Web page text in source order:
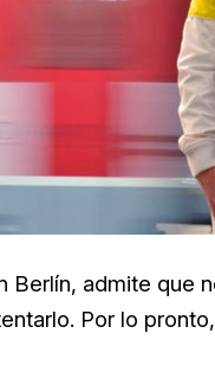
Berlín, admite que
Por lo